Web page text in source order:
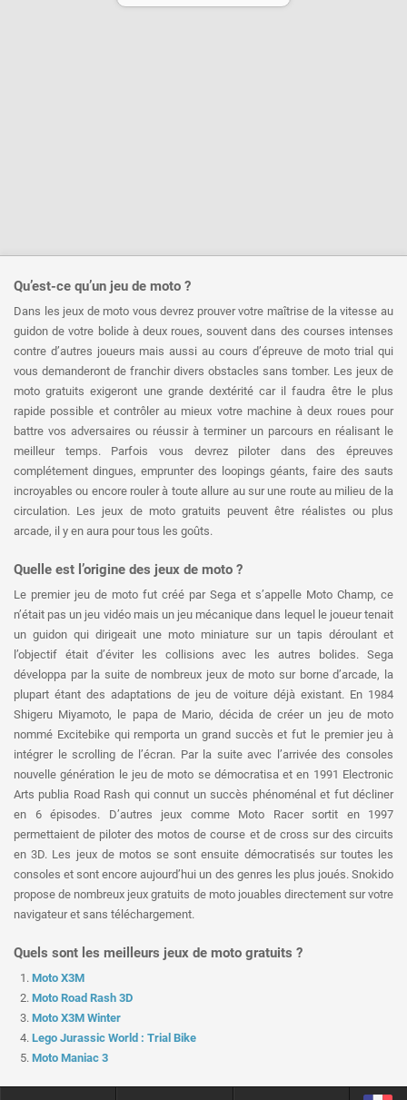
Qu’est-ce qu’un jeu de moto ?
Dans les jeux de moto vous devrez prouver votre maîtrise de la vitesse au
guidon de votre bolide à deux roues, souvent dans des courses intenses
contre d’autres joueurs mais aussi au cours d’épreuve de moto trial qui
vous demanderont de franchir divers obstacles sans tomber. Les jeux de
moto gratuits exigeront une grande dextérité car il faudra être le plus
rapide possible et contrôler au mieux votre machine à deux roues pour
battre vos adversaires ou réussir à terminer un parcours en réalisant le
meilleur temps. Parfois vous devrez piloter dans des épreuves
complétement dingues, emprunter des loopings géants, faire des sauts
incroyables ou encore rouler à toute allure au sur une route au milieu de la
circulation. Les jeux de moto gratuits peuvent être réalistes ou plus
arcade, il y en aura pour tous les goûts.
Quelle est l’origine des jeux de moto ?
Le premier jeu de moto fut créé par Sega et s’appelle Moto Champ, ce
n’était pas un jeu vidéo mais un jeu mécanique dans lequel le joueur tenait
un guidon qui dirigeait une moto miniature sur un tapis déroulant et
l’objectif était d’éviter les collisions avec les autres bolides. Sega
développa par la suite de nombreux jeux de moto sur borne d’arcade, la
plupart étant des adaptations de jeu de voiture déjà existant. En 1984
Shigeru Miyamoto, le papa de Mario, décida de créer un jeu de moto
nommé Excitebike qui remporta un grand succès et fut le premier jeu à
intégrer le scrolling de l’écran. Par la suite avec l’arrivée des consoles
nouvelle génération le jeu de moto se démocratisa et en 1991 Electronic
Arts publia Road Rash qui connut un succès phénoménal et fut décliner
en 6 épisodes. D’autres jeux comme Moto Racer sortit en 1997
permettaient de piloter des motos de course et de cross sur des circuits
en 3D. Les jeux de motos se sont ensuite démocratisés sur toutes les
consoles et sont encore aujourd’hui un des genres les plus joués. Snokido
propose de nombreux jeux gratuits de moto jouables directement sur votre
navigateur et sans téléchargement.
Quels sont les meilleurs jeux de moto gratuits ?
Moto X3M
Moto Road Rash 3D
Moto X3M Winter
Lego Jurassic World : Trial Bike
Moto Maniac 3